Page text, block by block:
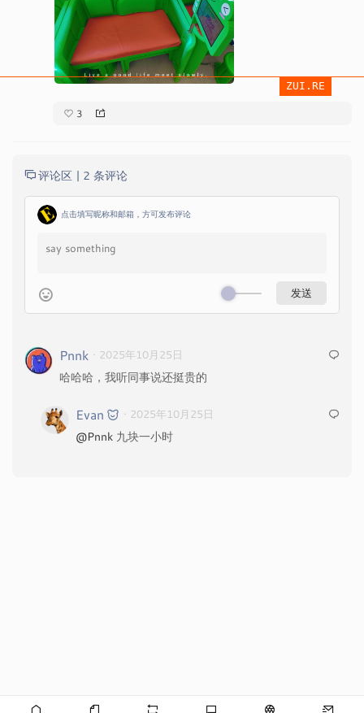
3
评论区 | 2 条评论
点击填写昵称和邮箱，方可发布评论
Pnnk · 2025年10月25日
哈哈哈，我听同事说还挺贵的
Evan · 2025年10月25日
@Pnnk 九块一小时
ZUI.RE